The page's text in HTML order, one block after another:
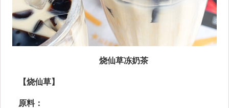
烧仙草冻奶茶
【烧仙草】
原料：